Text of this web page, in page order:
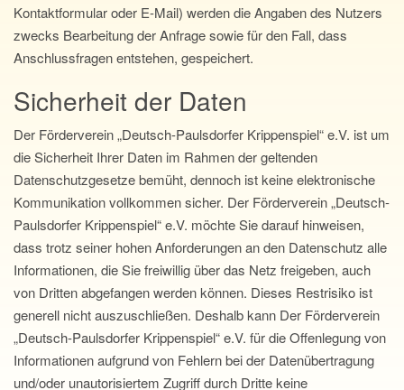
Kontaktformular oder E-Mail) werden die Angaben des Nutzers
zwecks Bearbeitung der Anfrage sowie für den Fall, dass
Anschlussfragen entstehen, gespeichert.
Sicherheit der Daten
Der Förderverein „Deutsch-Paulsdorfer Krippenspiel“ e.V. ist um
die Sicherheit Ihrer Daten im Rahmen der geltenden
Datenschutzgesetze bemüht, dennoch ist keine elektronische
Kommunikation vollkommen sicher. Der Förderverein „Deutsch-
Paulsdorfer Krippenspiel“ e.V. möchte Sie darauf hinweisen,
dass trotz seiner hohen Anforderungen an den Datenschutz alle
Informationen, die Sie freiwillig über das Netz freigeben, auch
von Dritten abgefangen werden können. Dieses Restrisiko ist
generell nicht auszuschließen. Deshalb kann Der Förderverein
„Deutsch-Paulsdorfer Krippenspiel“ e.V. für die Offenlegung von
Informationen aufgrund von Fehlern bei der Daten­über­tragung
und/oder unautorisiertem Zugriff durch Dritte keine